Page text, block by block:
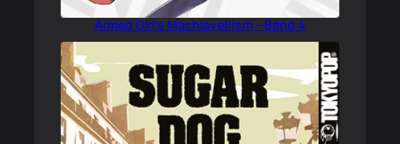
Armed Girl’s Machiavellism – Band 4